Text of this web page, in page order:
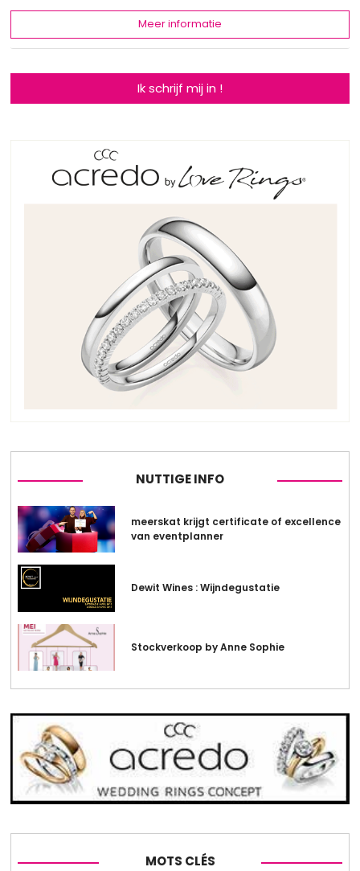
Meer informatie
Ik schrijf mij in !
NUTTIGE INFO
meerskat krijgt certificate of excellence
van eventplanner
Dewit Wines : Wijndegustatie
Stockverkoop by Anne Sophie
MOTS CLÉS